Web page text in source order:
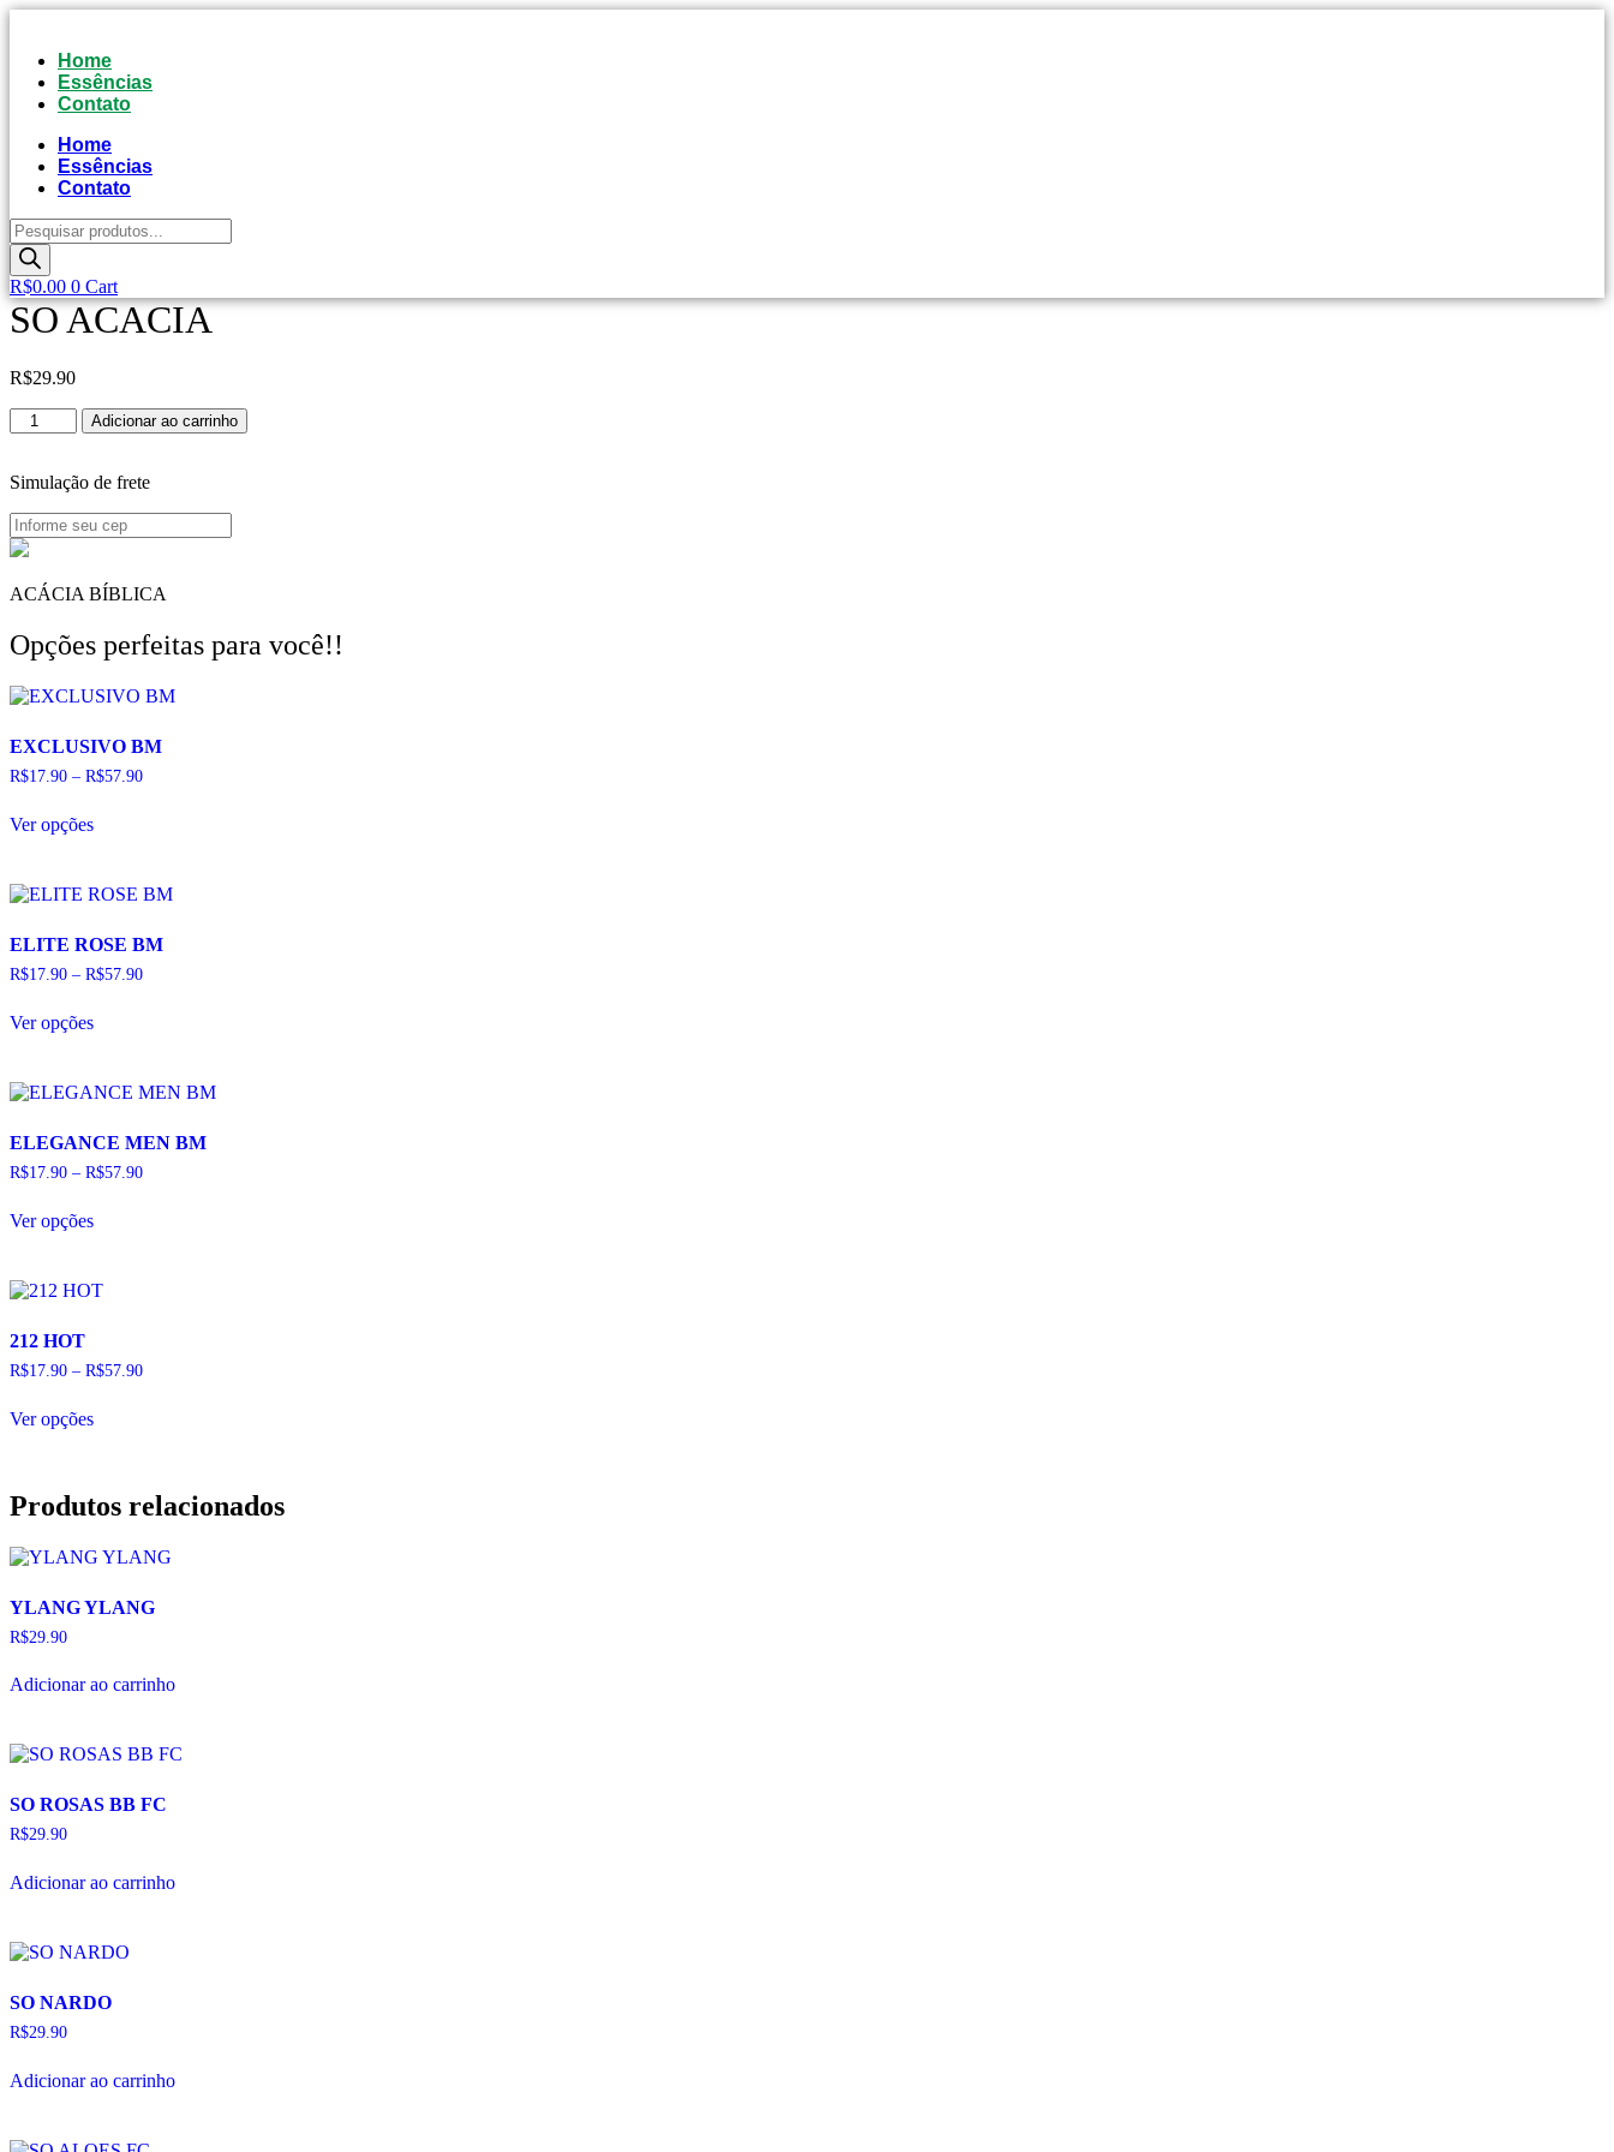
Ir
conteúdo
Home
Essências
Contato
Home
Essências
Contato
Pesquisar
produtos
R$0.00 0 Cart
SO ACACIA
R$29.90
SO
ACACIA
Adicionar ao carrinho
Simulação de frete
ACÁCIA BÍBLICA
Opções perfeitas para você!!
EXCLUSIVO BM
R$17.90 – R$57.90
Ver opçõesproduto
variantes.
opções
podem
ser
na
produto
ELITE ROSE BM
R$17.90 – R$57.90
Ver opçõesproduto
variantes.
opções
podem
ser
na
produto
ELEGANCE MEN BM
R$17.90 – R$57.90
Ver opçõesproduto
variantes.
ser
na
212 HOT
R$17.90 – R$57.90
Ver opçõesproduto
As
podem
na
produto
Produtos relacionados
YLANG YLANG
R$29.90
Adicionar ao carrinho
SO ROSAS BB FC
R$29.90
Adicionar ao carrinho
SO NARDO
R$29.90
Adicionar ao carrinho